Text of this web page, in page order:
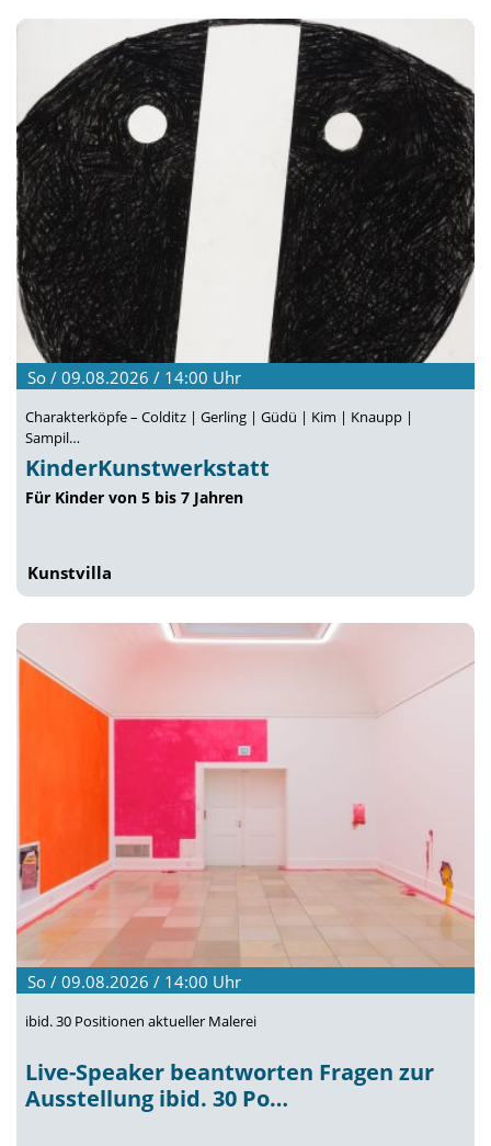
So / 09.08.2026 / 14:00 Uhr
Charakterköpfe – Colditz | Gerling | Güdü | Kim | Knaupp |
Sampil…
KinderKunstwerkstatt
Für Kinder von 5 bis 7 Jahren
Kunstvilla
So / 09.08.2026 / 14:00 Uhr
ibid. 30 Positionen aktueller Malerei
Live-Speaker beantworten Fragen zur
Ausstellung ibid. 30 Po…